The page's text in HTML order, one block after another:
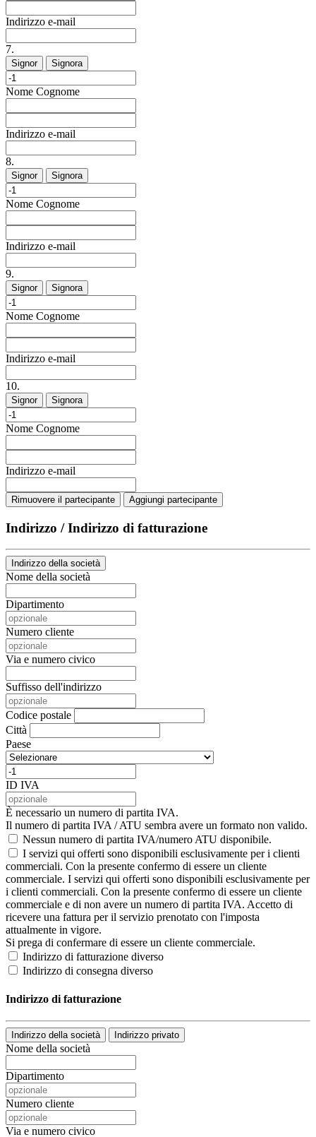
Indirizzo e-mail
7.
Signor Signora
Nome Cognome
Indirizzo e-mail
8.
Signor Signora
Nome Cognome
Indirizzo e-mail
9.
Signor Signora
Nome Cognome
Indirizzo e-mail
10.
Signor Signora
Nome Cognome
Indirizzo e-mail
Rimuovere il partecipante Aggiungi partecipante
Indirizzo / Indirizzo di fatturazione
Indirizzo della società
Nome della società
Dipartimento
Numero cliente
Via e numero civico
Suffisso dell'indirizzo
Codice postale
Città
Paese
ID IVA
È necessario un numero di partita IVA.
Il numero di partita IVA / ATU sembra avere un formato non valido.
Nessun numero di partita IVA/numero ATU disponibile.
I servizi qui offerti sono disponibili esclusivamente per i clienti
commerciali. Con la presente confermo di essere un cliente
commerciale. I servizi qui offerti sono disponibili esclusivamente per
i clienti commerciali. Con la presente confermo di essere un cliente
commerciale e di non avere un numero di partita IVA. Accetto di
ricevere una fattura per il servizio prenotato con l'imposta
attualmente in vigore.
Si prega di confermare di essere un cliente commerciale.
Indirizzo di fatturazione diverso
Indirizzo di consegna diverso
Indirizzo di fatturazione
Indirizzo della società Indirizzo privato
Nome della società
Dipartimento
Numero cliente
Via e numero civico